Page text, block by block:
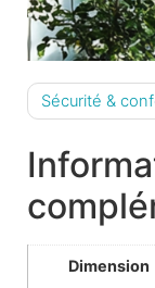
Sécurité &
Dimension